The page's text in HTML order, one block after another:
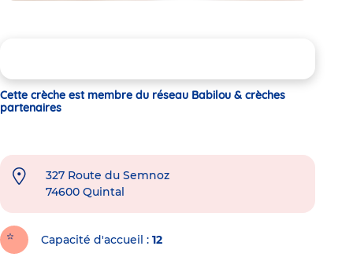
Cette crèche est membre du réseau Babilou & crèches
partenaires
327 Route du Semnoz
74600 Quintal
Capacité d'accueil 12